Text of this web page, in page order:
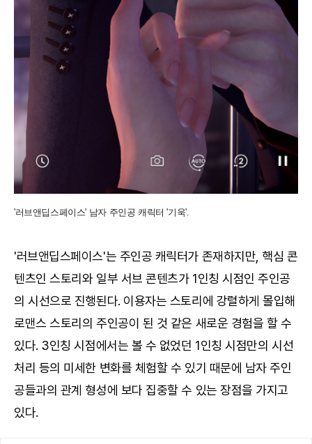
'러브앤딥스페이스' 남자 주인공 캐릭터 '기욱'.
'러브앤딥스페이스'는 주인공 캐릭터가 존재하지만, 핵심 콘
텐츠인 스토리와 일부 서브 콘텐츠가 1인칭 시점인 주인공
의 시선으로 진행된다. 이용자는 스토리에 강렬하게 몰입해
로맨스 스토리의 주인공이 된 것 같은 새로운 경험을 할 수
있다. 3인칭 시점에서는 볼 수 없었던 1인칭 시점만의 시선
처리 등의 미세한 변화를 체험할 수 있기 때문에 남자 주인
공들과의 관계 형성에 보다 집중할 수 있는 장점을 가지고
있다.